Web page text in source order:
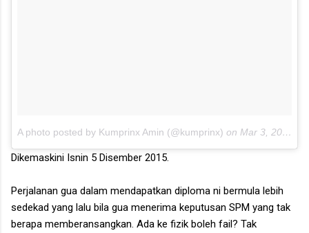
A photo posted by Kumprinx Amin (@kumprinx) on Mar 3, 2014 at 1:55pm PDT
Dikemaskini Isnin 5 Disember 2015.
Perjalanan gua dalam mendapatkan diploma ni bermula lebih
sedekad yang lalu bila gua menerima keputusan SPM yang tak
berapa memberansangkan. Ada ke fizik boleh fail? Tak